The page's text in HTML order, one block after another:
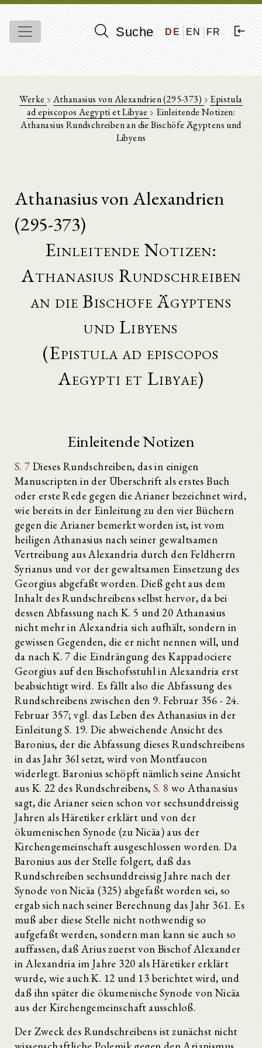
Suche DE EN FR
Werke Athanasius von Alexandrien (295-373)
Epistula
ad episcopos Aegypti et Libyae Einleitende Notizen:
Athanasius Rundschreiben an die Bischöfe Ägyptens und
Libyens
Athanasius von Alexandrien
(295-373)
Einleitende Notizen:
Athanasius Rundschreiben
an die Bischöfe Ägyptens
und Libyens
(Epistula ad episcopos
Aegypti et Libyae)
Einleitende Notizen
S. 7 Dieses Rundschreiben, das in einigen
Manuscripten in der Überschrift als erstes Buch
oder erste Rede gegen die Arianer bezeichnet wird,
wie bereits in der Einleitung zu den vier Büchern
gegen die Arianer bemerkt worden ist, ist vom
heiligen Athanasius nach seiner gewaltsamen
Vertreibung aus Alexandria durch den Feldherrn
Syrianus und vor der gewaltsamen Einsetzung des
Georgius abgefaßt worden. Dieß geht aus dem
Inhalt des Rundschreibens selbst hervor, da bei
dessen Abfassung nach K. 5 und 20 Athanasius
nicht mehr in Alexandria sich aufhält, sondern in
gewissen Gegenden, die er nicht nennen will, und
da nach K. 7 die Eindrängung des Kappadociere
Georgius auf den Bischofsstuhl in Alexandria erst
beabsichtigt wird. Es fällt also die Abfassung des
Rundschreibens zwischen den 9. Februar 356 - 24.
Februar 357; vgl. das Leben des Athanasius in der
Einleitung S. 19. Die abweichende Ansicht des
Baronius, der die Abfassung dieses Rundschreibens
in das Jahr 36l setzt, wird von Montfaucon
widerlegt. Baronius schöpft nämlich seine Ansicht
aus K. 22 des Rundschreibens, S. 8 wo Athanasius
sagt, die Arianer seien schon vor sechsunddreissig
Jahren als Häretiker erklärt und von der
ökumenischen Synode (zu Nicäa) aus der
Kirchengemeinschaft ausgeschlossen worden. Da
Baronius aus der Stelle folgert, daß das
Rundschreiben sechsunddreissig Jahre nach der
Synode von Nicäa (325) abgefaßt worden sei, so
ergab sich nach seiner Berechnung das Jahr 361. Es
muß aber diese Stelle nicht nothwendig so
aufgefaßt werden, sondern man kann sie auch so
auffassen, daß Arius zuerst von Bischof Alexander
in Alexandria im Jahre 320 als Häretiker erklärt
wurde, wie auch K. 12 und 13 berichtet wird, und
daß ihn später die ökumenische Synode von Nicäa
aus der Kirchengemeinschaft ausschloß.
Der Zweck des Rundschreibens ist zunächst nicht